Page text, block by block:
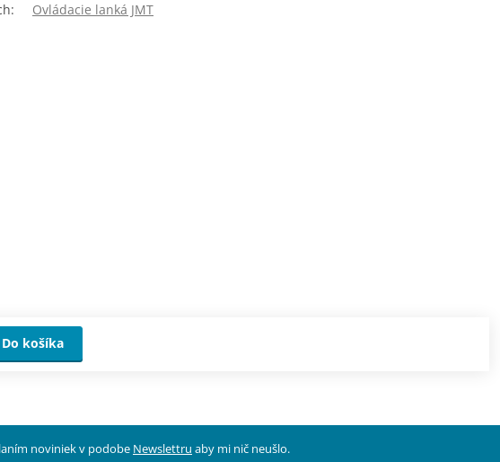
Ovládacie lanká JMT
Do košíka
noviniek v podobe Newslettru aby mi nič neušlo.